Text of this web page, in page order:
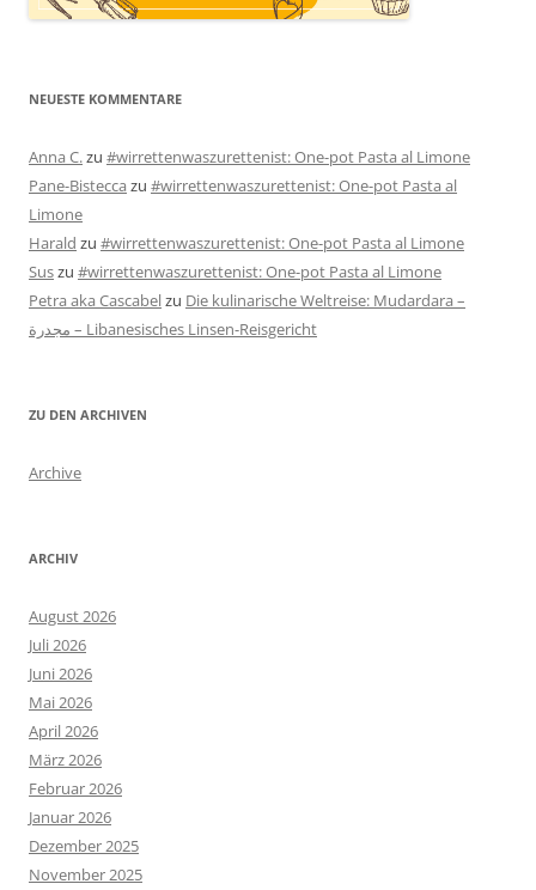
NEUESTE KOMMENTARE
Anna C.zu #wirrettenwaszurettenist: One-pot Pasta al Limone
Pane-Bistecca zu #wirrettenwaszurettenist: One-pot Pasta al
Limone
Harald zu #wirrettenwaszurettenist: One-pot Pasta al Limone
Suszu #wirrettenwaszurettenist: One-pot Pasta al Limone
Petra aka Cascabelzu Die kulinarische Weltreise: Mudardara –
مجدرة – Libanesisches Linsen-Reisgericht
ZU DEN ARCHIVEN
Archive
ARCHIV
August 2026
Juli 2026
Juni 2026
Mai 2026
April 2026
März 2026
Februar 2026
Januar 2026
Dezember 2025
November 2025